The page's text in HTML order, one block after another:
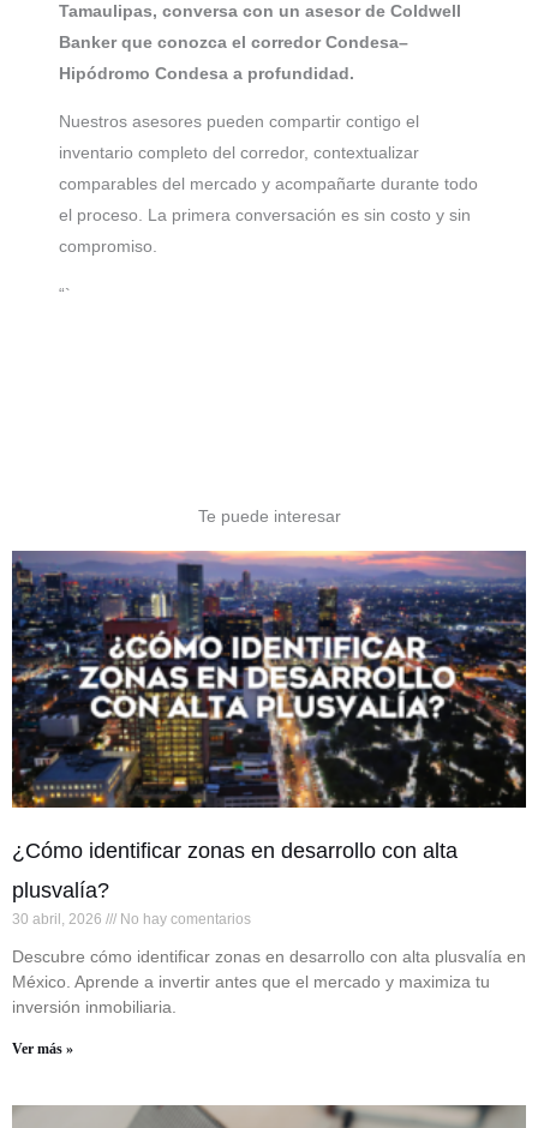
Tamaulipas, conversa con un asesor de Coldwell
Banker que conozca el corredor Condesa–
Hipódromo Condesa a profundidad.
Nuestros asesores pueden compartir contigo el
inventario completo del corredor, contextualizar
comparables del mercado y acompañarte durante todo
el proceso. La primera conversación es sin costo y sin
compromiso.
“`
Te puede interesar
¿Cómo identificar zonas en desarrollo con alta
plusvalía?
30 abril, 2026 No hay comentarios
Descubre cómo identificar zonas en desarrollo con alta plusvalía en
México. Aprende a invertir antes que el mercado y maximiza tu
inversión inmobiliaria.
Ver más »